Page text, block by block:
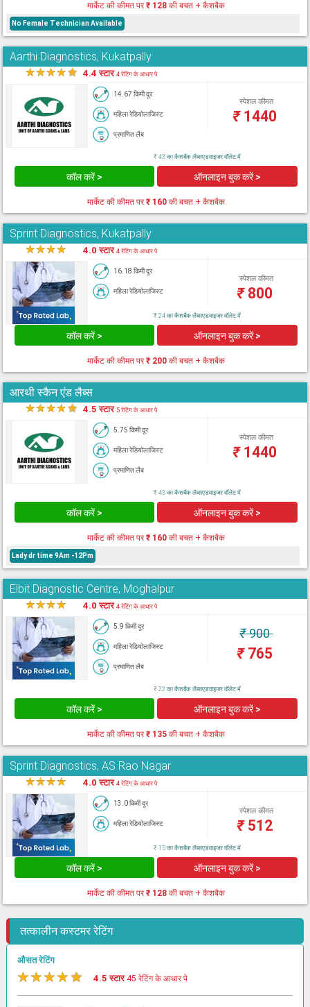
मार्केट की कीमत पर₹ 128की बचत + कैशबैक
No Female Technician Available
Aarthi Diagnostics, Kukatpally
★★★★★ 4.4 स्टार4 रेटिंग के आधार पे
14.67 किमी दूर
महिला रेडियोलाजिस्ट
प्रमाणित लैब
स्पेशल कीमत
₹1440
₹ 43 का कैशबैक लैब्सएडवाइजर वॉलेट में
कॉल करें > ऑनलाइन बुक करें >
मार्केट की कीमत पर₹ 160की बचत + कैशबैक
Sprint Diagnostics, Kukatpally
★★★★ 4.0 स्टार4 रेटिंग के आधार पे
16.18 किमी दूर
महिला रेडियोलाजिस्ट
स्पेशल कीमत
₹800
₹ 24 का कैशबैक लैब्सएडवाइजर वॉलेट में
कॉल करें > ऑनलाइन बुक करें >
मार्केट की कीमत पर₹ 200की बचत + कैशबैक
आरथी स्कैन एंड लैब्स
★★★★★ 4.5 स्टार5 रेटिंग के आधार पे
5.75 किमी दूर
महिला रेडियोलाजिस्ट
प्रमाणित लैब
स्पेशल कीमत
₹1440
₹ 43 का कैशबैक लैब्सएडवाइजर वॉलेट में
कॉल करें > ऑनलाइन बुक करें >
मार्केट की कीमत पर₹ 160की बचत + कैशबैक
Lady dr time 9Am -12Pm
Elbit Diagnostic Centre, Moghalpur
★★★★ 4.0 स्टार4 रेटिंग के आधार पे
5.9 किमी दूर
महिला रेडियोलाजिस्ट
प्रमाणित लैब
₹900
₹765
₹ 22 का कैशबैक लैब्सएडवाइजर वॉलेट में
कॉल करें > ऑनलाइन बुक करें >
मार्केट की कीमत पर₹ 135की बचत + कैशबैक
Sprint Diagnostics, AS Rao Nagar
★★★★ 4.0 स्टार4 रेटिंग के आधार पे
13.0 किमी दूर
महिला रेडियोलाजिस्ट
स्पेशल कीमत
₹512
₹ 15 का कैशबैक लैब्सएडवाइजर वॉलेट में
कॉल करें > ऑनलाइन बुक करें >
मार्केट की कीमत पर₹ 128की बचत + कैशबैक
तत्कालीन कस्टमर रेटिंग
औसत रेटिंग
★★★★★ 4.5 स्टार 45 रेटिंग के आधार पे